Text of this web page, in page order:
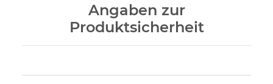
Angaben zur
Produktsicherheit